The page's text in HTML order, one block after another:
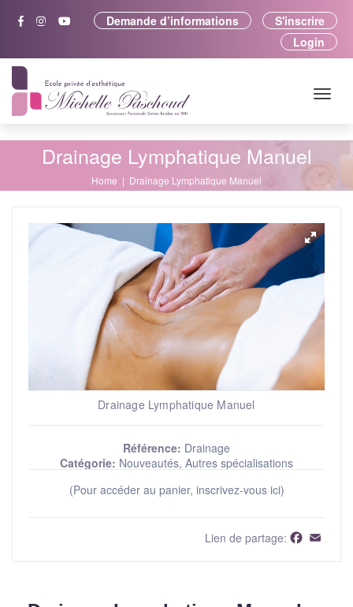
Demande d’informations
S'inscrire
Login
Drainage Lymphatique Manuel
Home Drainage Lymphatique Manuel
Drainage Lymphatique Manuel
Référence: Drainage
Catégorie: Nouveautés, Autres spécialisations
(Pour accéder au panier, inscrivez-vous ici)
Lien de partage: Facebook